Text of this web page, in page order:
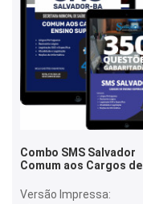
Combo SMS Salvador
Comum aos Cargos de
Versão Impressa: